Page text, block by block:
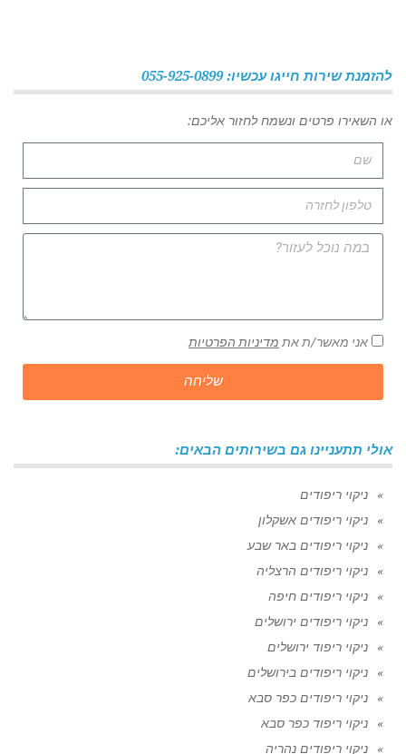
להזמנת שירות חייגו עכשיו: 055-925-0899
או השאירו פרטים ונשמח לחזור אליכם:
אני מאשר/ת את מדיניות הפרטיות
שליחה
אולי תתעניינו גם בשירותים הבאים:
ניקוי ריפודים
ניקוי ריפודים אשקלון
ניקוי ריפודים באר שבע
ניקוי ריפודים הרצליה
ניקוי ריפודים חיפה
ניקוי ריפודים ירושלים
ניקוי ריפוד ירושלים
ניקוי ריפודים בירושלים
ניקוי ריפודים כפר סבא
ניקוי ריפוד כפר סבא
ניקוי ריפודים נהריה